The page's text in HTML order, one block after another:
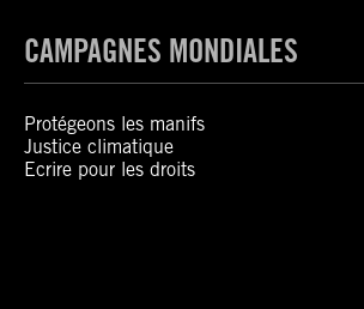
CAMPAGNES MONDIALES
Protégeons les manifs
Justice climatique
Ecrire pour les droits